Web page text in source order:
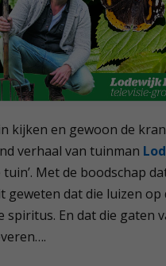
kijken en gewoon de
verhaal van tuinman
tuin’. Met de boodschap
geweten dat die luizen
spiritus. En dat die